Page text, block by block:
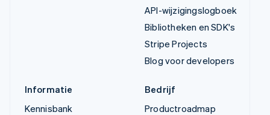
API-wijzigingslogboek
Bibliotheken en SDK's
Stripe Projects
Blog voor developers
Informatie
Kennisbank
Bedrijf
Productroadmap